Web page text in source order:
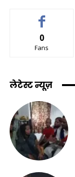
0
Fans
लेटेस्ट न्यूज़